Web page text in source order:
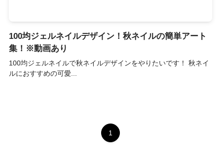
100均ジェルネイルデザイン！秋ネイルの簡単アート
集！※動画あり
100均ジェルネイルで秋ネイルデザインをやりたいです！ 秋ネイ
ルにおすすめの可愛...
1